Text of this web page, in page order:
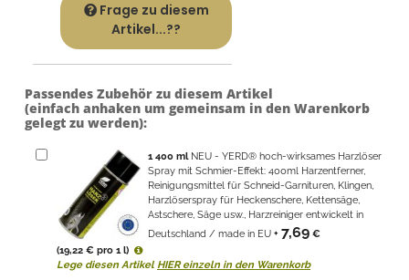
Frage zu diesem
Artikel...??
Passendes Zubehör zu diesem Artikel
(einfach anhaken um gemeinsam in den Warenkorb
gelegt zu werden):
1400 ml NEU - YERD® hoch-wirksames Harzlöser
Spray mit Schmier-Effekt: 400ml Harzentferner,
Reinigungsmittel für Schneid-Garnituren, Klingen,
Harzlöserspray für Heckenschere, Kettensäge,
Astschere, Säge usw., Harzreiniger entwickelt in
Deutschland / made in EU + 7,69 €
(19,22 € pro 1 l)
Lege diesen Artikel HIER einzeln in den Warenkorb